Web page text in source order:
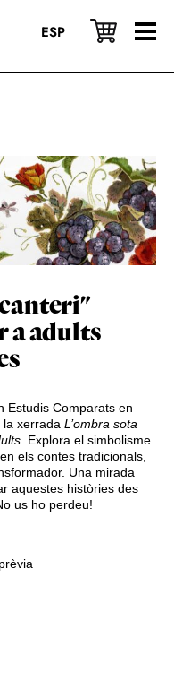
ESP
a adults
Estudis Comparats en
la xerrada L’ombra sota
. Explora el simbolisme
els contes tradicionals,
Una mirada
aquestes històries des
us ho perdeu!